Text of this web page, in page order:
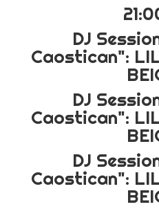
DJ
Caostican":
DJ
Caostican":
DJ
Caostican":